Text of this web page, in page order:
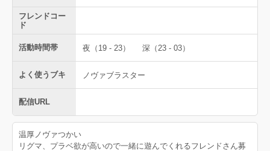
フレンドコー
ド
活動時間帯 夜（19 - 23） 深（23 - 03）
よく使うブキ ノヴァブラスター
配信URL
温厚ノヴァつかい
リグマ、プラベ欲が高いので一緒に遊んでくれるフレンドさん募